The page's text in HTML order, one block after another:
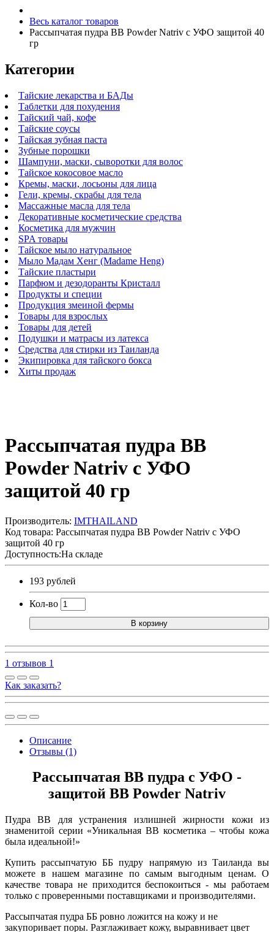
Весь каталог товаров
Рассыпчатая пудра BB Powder Natriv с УФО защитой 40
гр
Категории
Тайские лекарства и БАДы
Таблетки для похудения
Тайский чай, кофе
Тайские соусы
Тайская зубная паста
Зубные порошки
Шампуни, маски, сыворотки для волос
Тайское кокосовое масло
Кремы, маски, лосьоны для лица
Гели, кремы, скрабы для тела
Массажные масла для тела
Декоративные косметические средства
Косметика для мужчин
SPA товары
Тайское мыло натуральное
Мыло Мадам Хенг (Madame Heng)
Тайские пластыри
Парфюм и дезодоранты Кристалл
Продукты и специи
Продукция змеиной фермы
Товары для взрослых
Товары для детей
Подушки и матрасы из латекса
Средства для стирки из Таиланда
Экипировка для тайского бокса
Хиты продаж
Рассыпчатая пудра BB
Powder Natriv с УФО
защитой 40 гр
Производитель: IMTHAILAND
Код товара: Рассыпчатая пудра BB Powder Natriv с УФО
защитой 40 гр
Доступность:На складе
193 рублей
Кол-во
В корзину
1 отзывов 1
Как заказать?
Описание
Отзывы (1)
Рассыпчатая ВВ пудра с УФО -
защитой BB Powder Natriv
Пудра ВВ для устранения излишней жирности кожи из
знаменитой серии «Уникальная ВВ косметика – чтобы кожа
была идеальной!»
Купить рассыпчатую ББ пудру напрямую из Таиланда вы
можете в нашем магазине по самым выгодным ценам. О
качестве товара не приходится беспокоиться - мы работаем
только с проверенными поставщиками и производителями.
Рассыпчатая пудра ББ ровно ложится на кожу и не
закупоривает поры. Разглаживает кожу, выравнивает цвет